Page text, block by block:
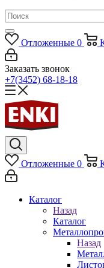
Отложенные 0
Заказать звонок
+7(3452) 68-18-18
Отложенные 0
Каталог
Назад
Каталог
Назад